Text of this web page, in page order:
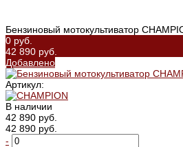
Бензиновый мотокультиватор
0 руб.
42 890 руб.
Добавлено
Артикул:
В наличии
42 890 руб.
42 890 руб.
-